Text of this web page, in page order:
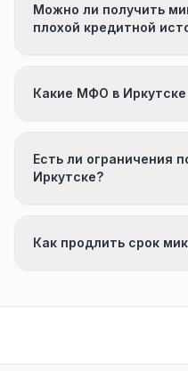
Можно ли получить
плохой кредитной
Какие МФО в
Есть ли ограничения
Иркутске?
Как продлить срок